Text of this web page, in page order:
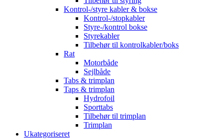
Kontrol-/styre kabler & bokse
Kontrol-/stopkabler
Styre-/kontrol bokse
Styrekabler
Tilbehør til kontrolkabler/boks
Rat
Motorbåde
Sejlbåde
Tabs & trimplan
Taps & trimplan
Hydrofoil
Sporttabs
Tilbehør til trimplan
Trimplan
Ukategoriseret